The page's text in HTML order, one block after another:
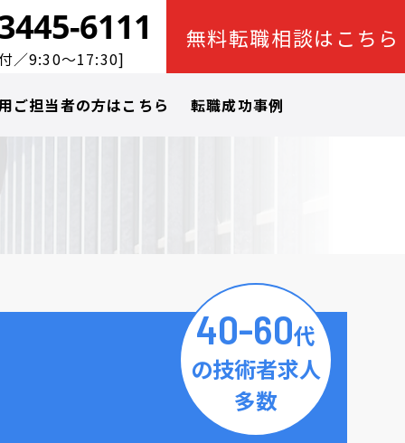
6111
／9:30～17:30]
無料転職相談はこちら
ご担当者の方はこちら 転職成功事例
40-60代
の技術者求人
多数